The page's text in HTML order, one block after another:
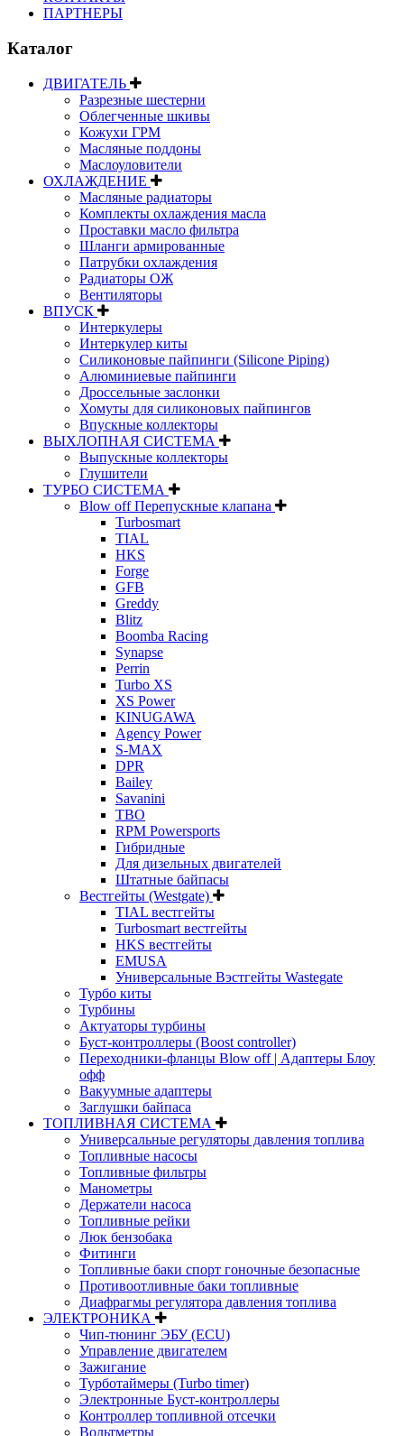
ПАРТНЕРЫ
Каталог
ДВИГАТЕЛЬ
Разрезные шестерни
Облегченные шкивы
Кожухи ГРМ
Масляные поддоны
Маслоуловители
ОХЛАЖДЕНИЕ
Масляные радиаторы
Комплекты охлаждения масла
Проставки масло фильтра
Шланги армированные
Патрубки охлаждения
Радиаторы ОЖ
Вентиляторы
ВПУСК
Интеркулеры
Интеркулер киты
Силиконовые пайпинги (Silicone Piping)
Алюминиевые пайпинги
Дроссельные заслонки
Хомуты для силиконовых пайпингов
Впускные коллекторы
ВЫХЛОПНАЯ СИСТЕМА
Выпускные коллекторы
Глушители
ТУРБО СИСТЕМА
Blow off Перепускные клапана
Turbosmart
TIAL
HKS
Forge
GFB
Greddy
Blitz
Boomba Racing
Synapse
Perrin
Turbo XS
XS Power
KINUGAWA
Agency Power
S-MAX
DPR
Bailey
Savanini
TBO
RPM Powersports
Гибридные
Для дизельных двигателей
Штатные байпасы
Вестгейты (Westgate)
TIAL вестгейты
Turbosmart вестгейты
HKS вестгейты
EMUSA
Универсальные Вэстгейты Wastegate
Турбо киты
Турбины
Актуаторы турбины
Буст-контроллеры (Boost controller)
Переходники-фланцы Blow off | Адаптеры Блоу
офф
Вакуумные адаптеры
Заглушки байпаса
ТОПЛИВНАЯ СИСТЕМА
Универсальные регуляторы давления топлива
Топливные насосы
Топливные фильтры
Манометры
Держатели насоса
Топливные рейки
Люк бензобака
Фитинги
Топливные баки спорт гоночные безопасные
Противоотливные баки топливные
Диафрагмы регулятора давления топлива
ЭЛЕКТРОНИКА
Чип-тюнинг ЭБУ (ECU)
Управление двигателем
Зажигание
Турботаймеры (Turbo timer)
Электронные Буст-контроллеры
Контроллер топливной отсечки
Вольтметры